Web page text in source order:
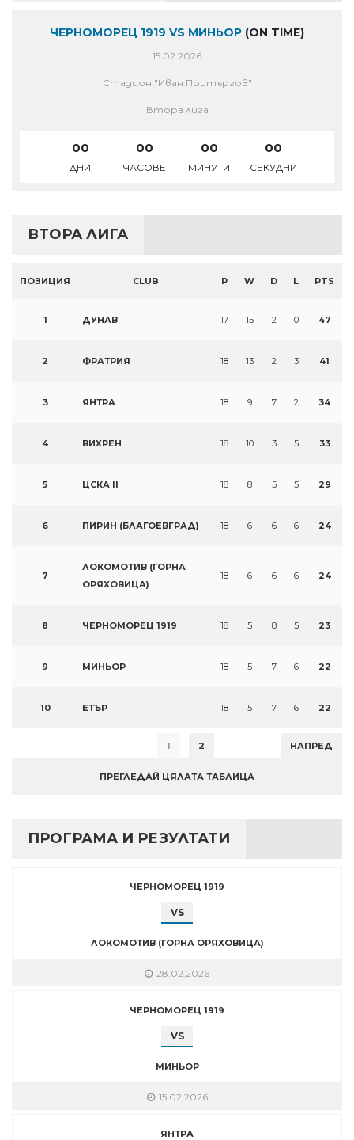
ЧЕРНОМОРЕЦ 1919 VS МИНЬОР (ON TIME)
15.02.2026
Стадион "Иван Притъргов"
Втора лига
00
ДНИ
00
ЧАСОВЕ
00
МИНУТИ
00
СЕКУДНИ
ВТОРА ЛИГА
ПОЗИЦИЯ CLUB P W D L PTS
1 ДУНАВ 17 15 2 0 47
2 ФРАТРИЯ 18 13 2 3 41
3 ЯНТРА 18 9 7 2 34
4 ВИХРЕН 18 10 3 5 33
5 ЦСКА II 18 8 5 5 29
6 ПИРИН (БЛАГОЕВГРАД) 18 6 6 6 24
7
ЛОКОМОТИВ (ГОРНА
ОРЯХОВИЦА)
18 6 6 6 24
8 ЧЕРНОМОРЕЦ 1919 18 5 8 5 23
9 МИНЬОР 18 5 7 6 22
10 ЕТЪР 18 5 7 6 22
1 2 НАПРЕД
ПРЕГЛЕДАЙ ЦЯЛАТА ТАБЛИЦА
ПРОГРАМА И РЕЗУЛТАТИ
ЧЕРНОМОРЕЦ 1919
VS
ЛОКОМОТИВ (ГОРНА ОРЯХОВИЦА)
28.02.2026
ЧЕРНОМОРЕЦ 1919
VS
МИНЬОР
15.02.2026
ЯНТРА